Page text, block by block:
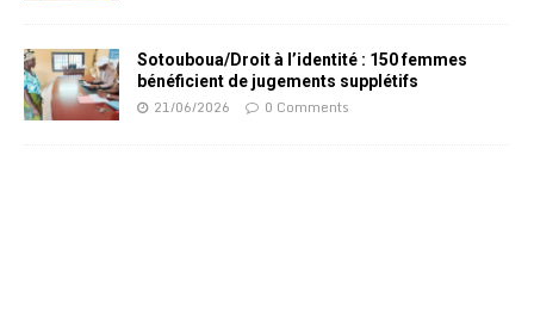
Sotouboua/Droit à l’identité : 150 femmes
bénéficient de jugements supplétifs
21/06/2026 0 Comments